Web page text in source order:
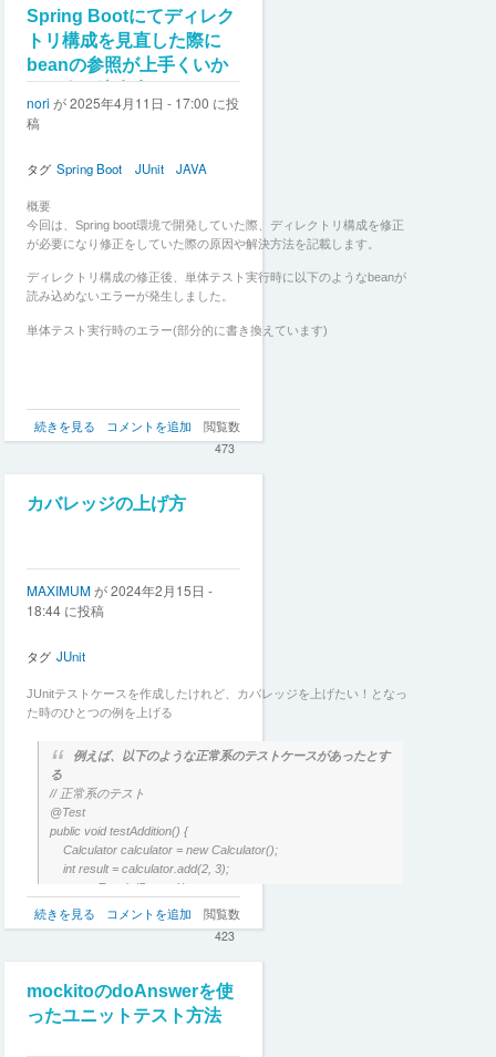
内容
単体テスト
小さな部品（関数やクラス）が正しく動くか
統合テスト
複数の部品をつなげたときにうまく動くか
システムテスト
全体として期待通りに動作するか
者
向
け】
Java
テ
ス
っ
な
に？〜
JUnit5
学
ぶ
ス
本〜
の
Spring Bootにてディレク
トリ構成を見直した際に
beanの参照が上手くいか
nori が2025年4月11日 - 17:00 に投
稿
タグ Spring Boot JUnit JAVA
概要
今回は、Spring boot環境で開発していた際、ディレクトリ構成を修正
が必要になり修正をしていた際の原因や解決方法を記載します。
ディレクトリ構成の修正後、単体テスト実行時に以下のようなbeanが
読み込めないエラーが発生しました。
単体テスト実行時のエラー(部分的に書き換えています)
Spring
Boot
デ
リ
構
を
直
し
際
bean
手
く
い
い
際
の
続きを見る コメントを追加
閲覧数
473
カバレッジの上げ方
MAXIMUMが2024年2月15日 -
18:44 に投稿
タグ JUnit
JUnitテストケースを作成したけれど、カバレッジを上げたい！となっ
た時のひとつの例を上げる
例えば、以下のような正常系のテストケースがあったとす
る
// 正常系のテスト
@Test
public void testAddition() {
Calculator calculator = new Calculator();
int result = calculator.add(2, 3);
assertEquals(5, result);
カ
バ
ジ
上
続きを見る コメントを追加
閲覧数
423
mockitoのdoAnswerを使
ったユニットテスト方法